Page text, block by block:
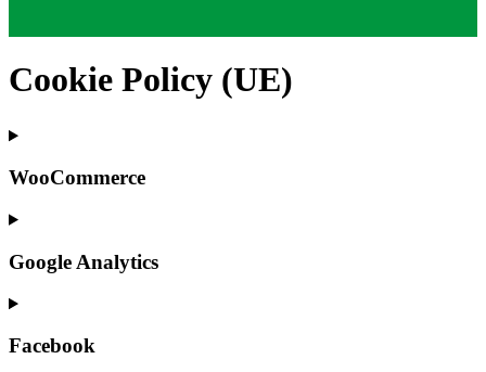
Cookie Policy (UE)
WooCommerce
Google Analytics
Facebook